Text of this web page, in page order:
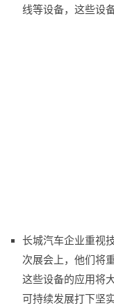
线等设备，这些设
长城汽车企业重视
次展会上，他们将
这些设备的应用将
可持续发展打下坚